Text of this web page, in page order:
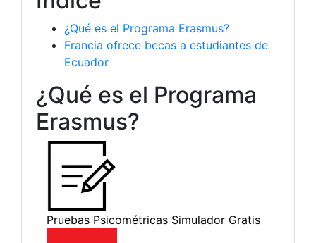
¿Qué es el Programa Erasmus?
Francia ofrece becas a estudiantes de
Ecuador
¿Qué es el Programa
Erasmus?